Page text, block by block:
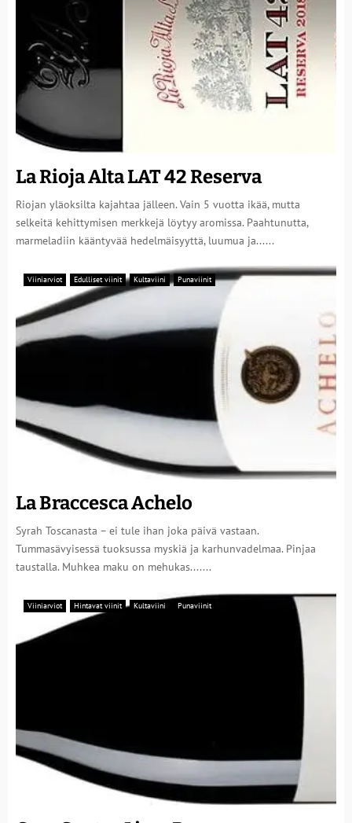
La Rioja Alta LAT 42 Reserva
Riojan yläoksilta kajahtaa jälleen. Vain 5 vuotta ikää, mutta
selkeitä kehittymisen merkkejä löytyy aromissa. Paahtunutta,
marmeladiin kääntyvää hedelmäisyyttä, luumua ja......
Viiniarviot Edulliset viinit Kultaviini Punaviinit
La Braccesca Achelo
Syrah Toscanasta – ei tule ihan joka päivä vastaan.
Tummasävyisessä tuoksussa myskiä ja karhunvadelmaa. Pinjaa
taustalla. Muhkea maku on mehukas.......
Viiniarviot Hintavat viinit Kultaviini Punaviinit